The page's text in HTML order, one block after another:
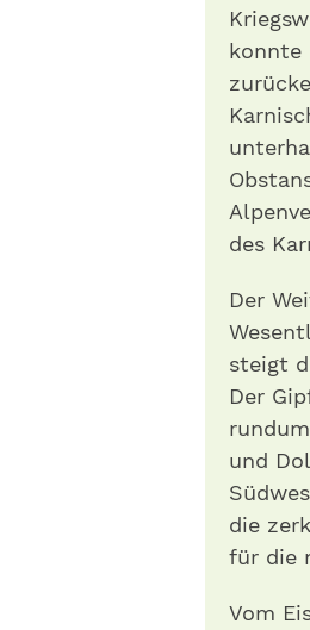
konnte
des
Der
steigt
Der
und
die
für die
Vom